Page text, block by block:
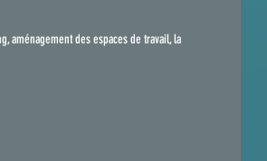
aménagement des espaces de travail, la